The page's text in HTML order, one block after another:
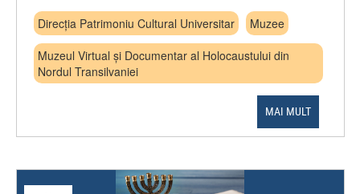
Direcția Patrimoniu Cultural Universitar
Muzee
Muzeul Virtual și Documentar al Holocaustului din
Nordul Transilvaniei
MAI MULT